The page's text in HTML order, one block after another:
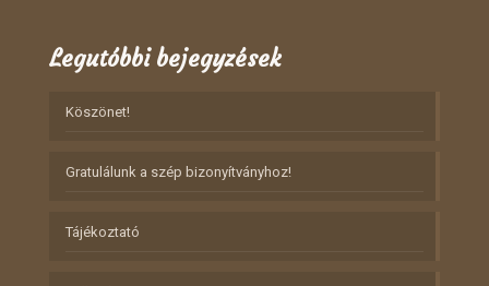
Legutóbbi bejegyzések
Köszönet!
Gratulálunk a szép bizonyítványhoz!
Tájékoztató